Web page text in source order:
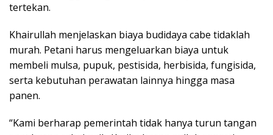
tertekan.
Khairullah menjelaskan biaya budidaya cabe tidaklah
murah. Petani harus mengeluarkan biaya untuk
membeli mulsa, pupuk, pestisida, herbisida, fungisida,
serta kebutuhan perawatan lainnya hingga masa
panen.
“Kami berharap pemerintah tidak hanya turun tangan